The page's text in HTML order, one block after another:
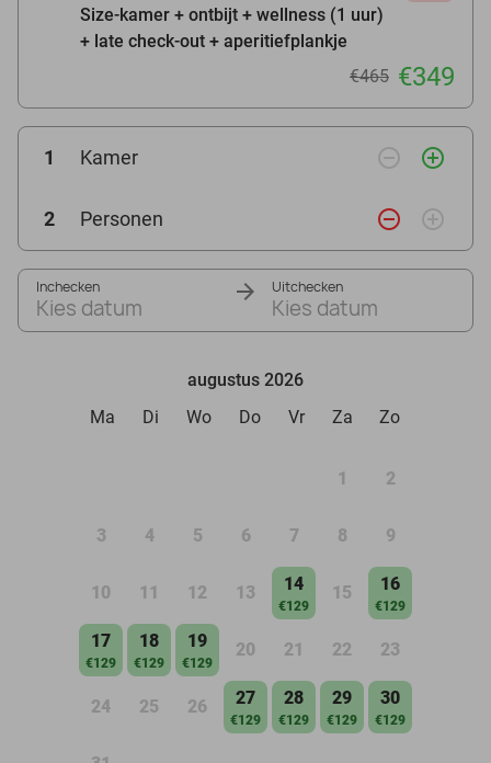
Size-kamer + ontbijt + wellness (1 uur)
+ late check-out + aperitiefplankje
€465 €349
1 Kamer remove_circle_outline add_circle_outline
2 Personen remove_circle_outline add_circle_outline
Inchecken
Kies datum
Uitchecken
Kies datum
augustus 2026
Ma
Di Wo Do Vr Za Zo
1 2
3 4 5 6 7 8 9
10 11 12 13 14
€129
15 16
€129
17
€129
18
€129
19
€129
20 21 22 23
24 25 26 27
€129
28
€129
29
€129
30
€129